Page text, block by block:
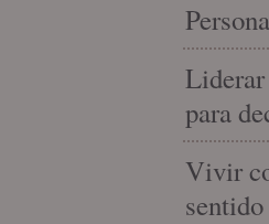
para
Vivir